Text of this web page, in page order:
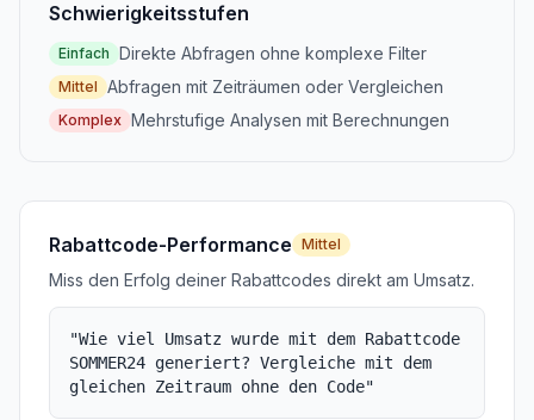
Schwierigkeitsstufen
Einfach Direkte Abfragen ohne komplexe Filter
Mittel Abfragen mit Zeiträumen oder Vergleichen
Komplex Mehrstufige Analysen mit Berechnungen
Rabattcode-Performance Mittel
Miss den Erfolg deiner Rabattcodes direkt am Umsatz.
"Wie viel Umsatz wurde mit dem Rabattcode
SOMMER24 generiert? Vergleiche mit dem
gleichen Zeitraum ohne den Code"